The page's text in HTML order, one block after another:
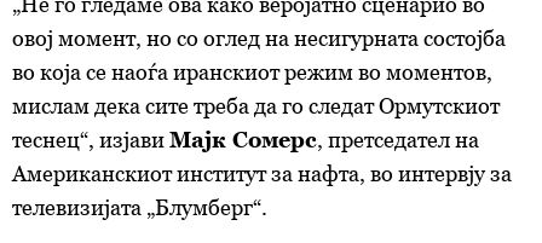
овој момент, но со оглед на несигурната состојба
во која се наоѓа иранскиот режим во моментов,
мислам дека сите треба да го следат Ормутскиот
теснец“, изјавиМајк Сомерс, претседател на
Американскиот институт за нафта, во интервју за
телевизијата „Блумберг“.